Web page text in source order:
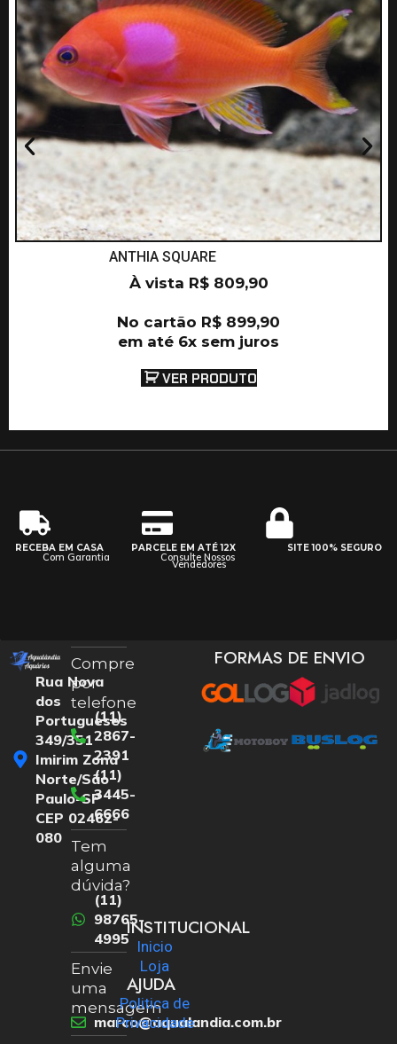
ANTHIA SQUARE
À vista R$809,90
No cartão R$ 899,90
em até 6x sem juros
VER PRODUTO
RECEBA EM CASA
Com Garantia
PARCELE EM ATÉ 12X
Consulte Nossos
Vendedores
SITE 100% SEGURO
Rua Nova
dos
Portugueses
349/351
Imirim Zona
Norte/São
Paulo-SP
CEP 02462-
080
Compre
por
telefone
(11)
2867-
2391
(11)
3445-
6666
Tem
alguma
dúvida?
(11)
98765-
4995
Envie
uma
mensagem
marco@aqualandia.com.br
INSTITUCIONAL
Inicio
Loja
AJUDA
Politica de
Privacidade
FORMAS DE ENVIO